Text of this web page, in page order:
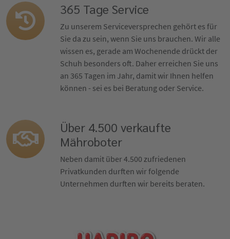
365 Tage Service
Zu unserem Serviceversprechen gehört es für
Sie da zu sein, wenn Sie uns brauchen. Wir alle
wissen es, gerade am Wochenende drückt der
Schuh besonders oft. Daher erreichen Sie uns
an 365 Tagen im Jahr, damit wir Ihnen helfen
können - sei es bei Beratung oder Service.
Über 4.500 verkaufte
Mähroboter
Neben damit über 4.500 zufriedenen
Privatkunden durften wir folgende
Unternehmen durften wir bereits beraten.